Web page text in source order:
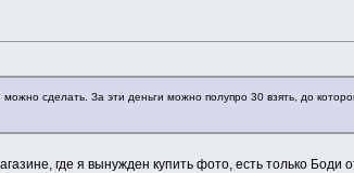
сделать. За эти деньги можно полупро 30 взять, до
где я вынужден купить фото, есть только Боди